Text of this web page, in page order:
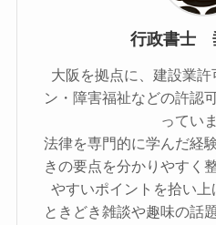
行政書士
大阪を拠点に、建設業
ン・障害福祉などの許認
ってい
法律を専門的に学んだ経
きの要点を分かりやすく
やすいポイントを拾い上
ときどき雑談や趣味の話